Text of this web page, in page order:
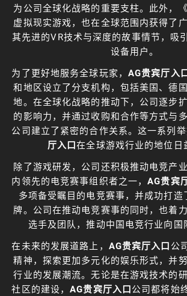
为公司全球化战略的重要支柱。此外，
虚拟现实游戏，也在全球范围内获得了
其先进的VR技术与深度的故事情节，吸
设备用户。
为了更好地服务全球玩家， AG贵宾厅入
和地区设立了分支机构，包括美国、德
地。在全球化战略的推动下，公司逐步
的影响力，并通过收购和合作等方式与
公司建立了紧密的合作关系。这一系列
厅入口在全球游戏行业的地位日
除了游戏研发，公司还积极推动电竞产
内领先的电竞赛事组织者之一，AG贵宾
多项备受瞩目的电竞赛事，并成功打造
牌。公司在推动电竞赛事的同时，也着
选手及团队，推动中国电竞行业向国
在未来的发展道路上， AG贵宾厅入口 公
精神，探索更加多元化的娱乐形式，并
行业的发展潮流。无论是在游戏技术的
社区的建设，AG贵宾厅入口公司都将始